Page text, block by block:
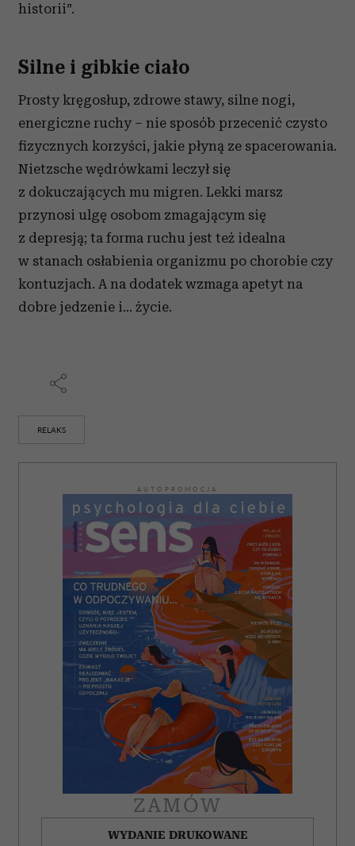
historii”.
Silne i gibkie ciało
Prosty kręgosłup, zdrowe stawy, silne nogi,
energiczne ruchy – nie sposób przecenić czysto
fizycznych korzyści, jakie płyną ze spacerowania.
Nietzsche wędrówkami leczył się
z dokuczających mu migren. Lekki marsz
przynosi ulgę osobom zmagającym się
z depresją; ta forma ruchu jest też idealna
w stanach osłabienia organizmu po chorobie czy
kontuzjach. A na dodatek wzmaga apetyt na
dobre jedzenie i… życie.
RELAKS
AUTOPROMOCJA
ZAMÓW
WYDANIE DRUKOWANE